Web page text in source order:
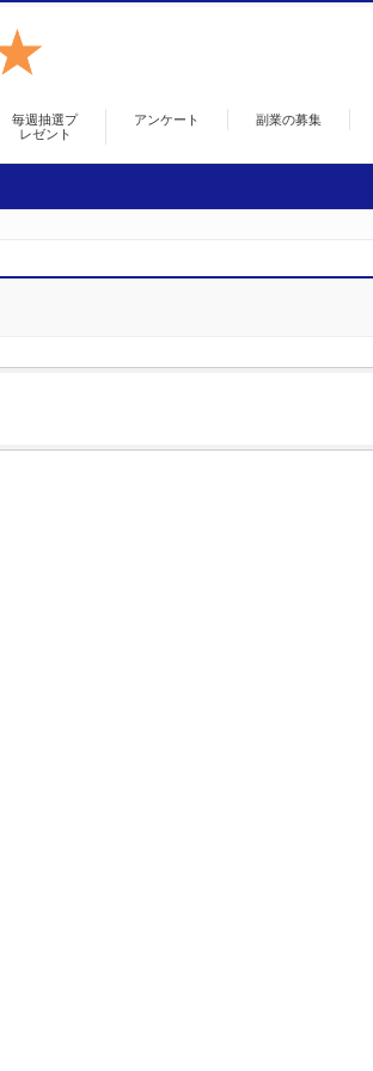
毎週抽選プ
レゼント
アンケート 副業の募集